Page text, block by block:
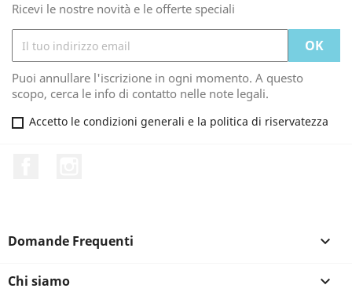
Ricevi le nostre novità e le offerte speciali
Puoi annullare l'iscrizione in ogni momento. A questo
scopo, cerca le info di contatto nelle note legali.
Accetto le condizioni generali e la politica di riservatezza
Domande Frequenti 
Chi siamo 